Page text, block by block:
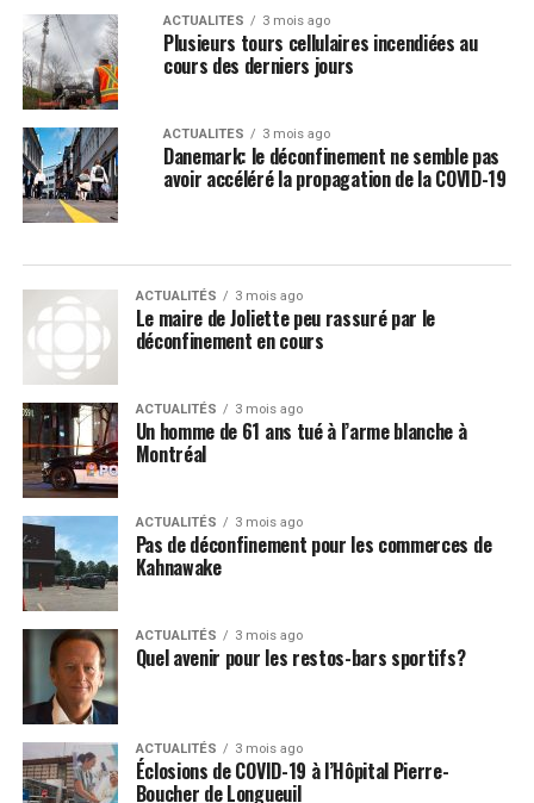
ACTUALITÉS 3 mois ago
Plusieurs tours cellulaires incendiées au
cours des derniers jours
ACTUALITÉS 3 mois ago
Danemark: le déconfinement ne semble pas
avoir accéléré la propagation de la COVID-19
ACTUALITÉS 3 mois ago
Le maire de Joliette peu rassuré par le
déconfinement en cours
ACTUALITÉS 3 mois ago
Un homme de 61 ans tué à l’arme blanche à
Montréal
ACTUALITÉS 3 mois ago
Pas de déconfinement pour les commerces de
Kahnawake
ACTUALITÉS 3 mois ago
Quel avenir pour les restos-bars sportifs?
ACTUALITÉS 3 mois ago
Éclosions de COVID-19 à l’Hôpital Pierre-
Boucher de Longueuil